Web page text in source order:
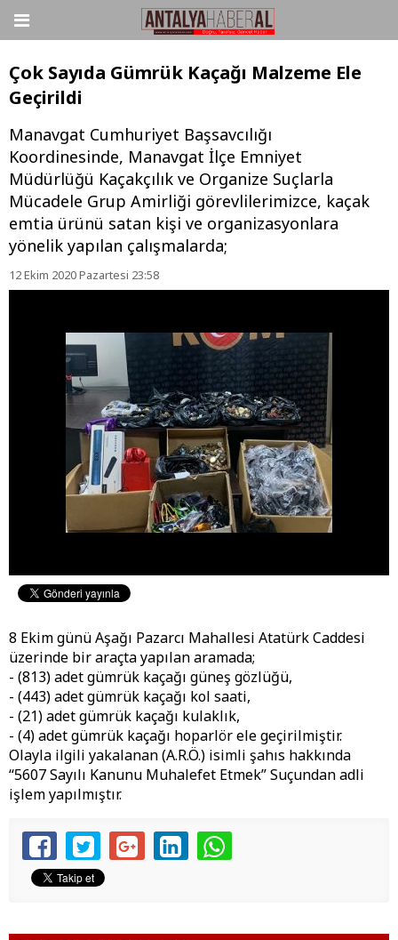
Çok Sayıda Gümrük Kaçağı Malzeme Ele
Geçirildi
Manavgat Cumhuriyet Başsavcılığı
Koordinesinde, Manavgat İlçe Emniyet
Müdürlüğü Kaçakçılık ve Organize Suçlarla
Mücadele Grup Amirliği görevlilerimizce, kaçak
emtia ürünü satan kişi ve organizasyonlara
yönelik yapılan çalışmalarda;
12 Ekim 2020 Pazartesi 23:58
8 Ekim günü Aşağı Pazarcı Mahallesi Atatürk Caddesi
üzerinde bir araçta yapılan aramada;
- (813) adet gümrük kaçağı güneş gözlüğü,
- (443) adet gümrük kaçağı kol saati,
- (21) adet gümrük kaçağı kulaklık,
- (4) adet gümrük kaçağı hoparlör ele geçirilmiştir.
Olayla ilgili yakalanan (A.R.Ö.) isimli şahıs hakkında
“5607 Sayılı Kanunu Muhalefet Etmek” Suçundan adli
işlem yapılmıştır.